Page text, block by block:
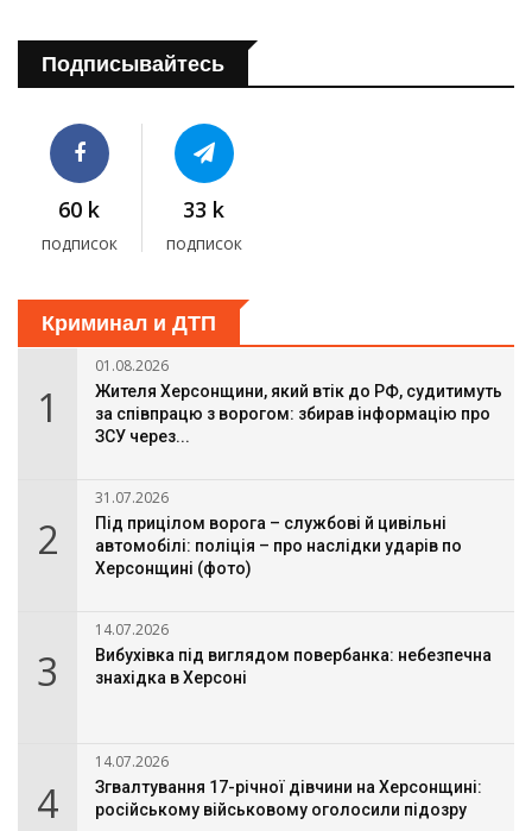
Подписывайтесь
60 k
подписок
33 k
подписок
Криминал и ДТП
1
01.08.2026
Жителя Херсонщини, який втік до РФ, судитимуть
за співпрацю з ворогом: збирав інформацію про
ЗСУ через...
2
31.07.2026
Під прицілом ворога – службові й цивільні
автомобілі: поліція – про наслідки ударів по
Херсонщині (фото)
3
14.07.2026
Вибухівка під виглядом повербанка: небезпечна
знахідка в Херсоні
4
14.07.2026
Згвалтування 17-річної дівчини на Херсонщині:
російському військовому оголосили підозру